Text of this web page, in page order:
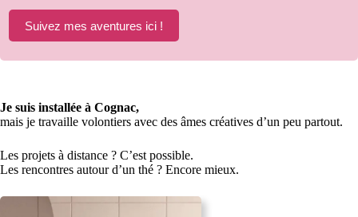
Suivez mes aventures ici !
Je suis installée à Cognac,
mais je travaille volontiers avec des âmes créatives d’un peu partout.
Les projets à distance ? C’est possible.
Les rencontres autour d’un thé ? Encore mieux.